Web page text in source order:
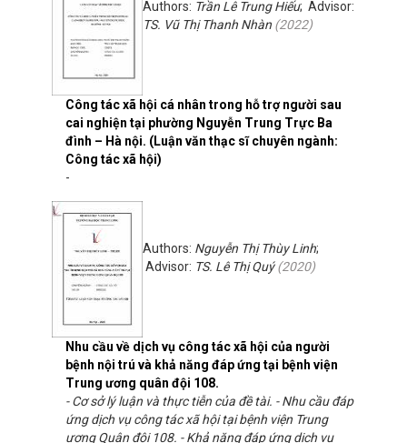
Công tác xã hội cá nhân trong hỗ trợ người sau
cai nghiện tại phường Nguyễn Trung Trực Ba
đình – Hà nội. (Luận văn thạc sĩ chuyên ngành:
Công tác xã hội)
Authors: Trần Lê Trung Hiếu; Advisor:
TS. Vũ Thị Thanh Nhàn (2022)
-
Nhu cầu về dịch vụ công tác xã hội của người
bệnh nội trú và khả năng đáp ứng tại bệnh viện
Trung ương quân đội 108.
Authors: Nguyễn Thị Thùy Linh;
Advisor: TS. Lê Thị Quý(2020)
- Cơ sở lý luận và thực tiễn của đề tài. - Nhu cầu đáp
ứng dịch vụ công tác xã hội tại bệnh viện Trung
ương Quân đội 108. - Khả năng đáp ứng dịch vụ